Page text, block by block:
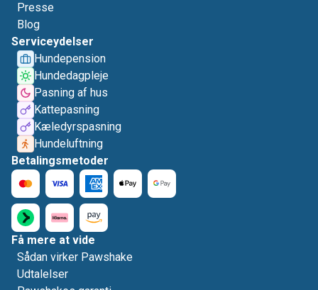
Presse
Blog
Serviceydelser
Hundepension
Hundedagpleje
Pasning af hus
Kattepasning
Kæledyrspasning
Hundeluftning
Betalingsmetoder
Få mere at vide
Sådan virker Pawshake
Udtalelser